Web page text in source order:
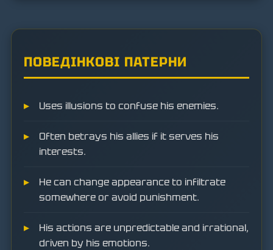
ПОВЕДІНКОВІ ПАТЕРНИ
Uses illusions to confuse his enemies.
Often betrays his allies if it serves his
interests.
He can change appearance to infiltrate
somewhere or avoid punishment.
His actions are unpredictable and irrational,
driven by his emotions.